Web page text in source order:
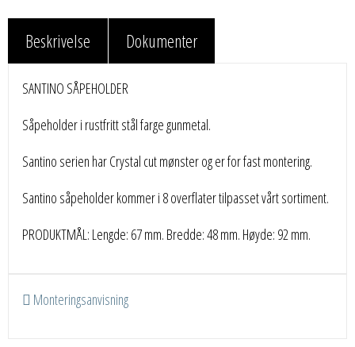
Beskrivelse Dokumenter
SANTINO SÅPEHOLDER
Såpeholder i rustfritt stål farge gunmetal.
Santino serien har Crystal cut mønster og er for fast montering.
Santino såpeholder kommer i 8 overflater tilpasset vårt sortiment.
PRODUKTMÅL: Lengde: 67 mm. Bredde: 48 mm. Høyde: 92 mm.
Monteringsanvisning